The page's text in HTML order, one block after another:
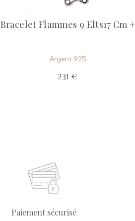
Bracelet Flammes 9 Elts17 Cm +
Argent 925
231 €
Paiement sécurisé